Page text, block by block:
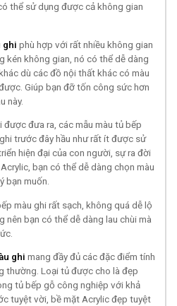
thể sử dụng được cả không gian
ghi phù hợp với rất nhiều không gian
kén không gian, nó có thể dễ dàng
dù các đồ nội thất khác có màu
Giúp bạn đỡ tốn công sức hơn
này.
đưa ra, các mẫu màu tủ bếp
trước đây hầu như rất ít được sử
hiện đại của con người, sự ra đời
bạn có thể dễ dàng chọn màu
bạn muốn.
màu ghi rất sạch, không quá dễ lộ
nên bạn có thể dễ dàng lau chùi mà
ghi mang đầy đủ các đặc điểm tính
thường. Loại tủ được cho là đẹp
tủ bếp gỗ công nghiệp với khả
tuyệt vời, bề mặt Acrylic đẹp tuyệt